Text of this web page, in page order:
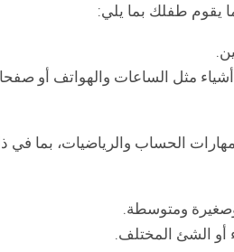
يقوم طفلك بما يلي:
مثل الساعات والهواتف أو
الحساب والرياضيات، بما
وصغيرة ومتوسطة.
أو الشئ المختلف.